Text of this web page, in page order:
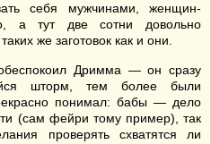
себя мужчинами, женщин-
а тут две сотни довольно
же заготовок как и они.
Дримма — он сразу
шторм, тем более были
понимал: бабы — дело
(сам фейри тому пример), так
проверять схватятся ли